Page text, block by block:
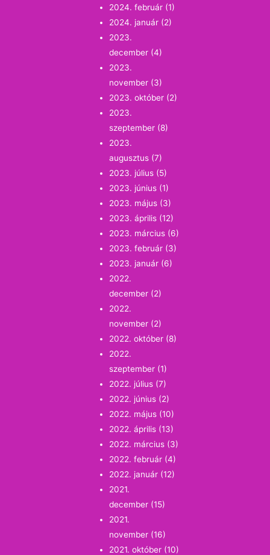
2024. február (1)
2024. január (2)
2023.
december (4)
2023.
november (3)
2023. október (2)
2023.
szeptember (8)
2023.
augusztus (7)
2023. július (5)
2023. június (1)
2023. május (3)
2023. április (12)
2023. március (6)
2023. február (3)
2023. január (6)
2022.
december (2)
2022.
november (2)
2022. október (8)
2022.
szeptember (1)
2022. július (7)
2022. június (2)
2022. május (10)
2022. április (13)
2022. március (3)
2022. február (4)
2022. január (12)
2021.
december (15)
2021.
november (16)
2021. október (10)